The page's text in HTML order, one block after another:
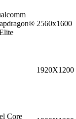
2560x1600
1920X1200
Core